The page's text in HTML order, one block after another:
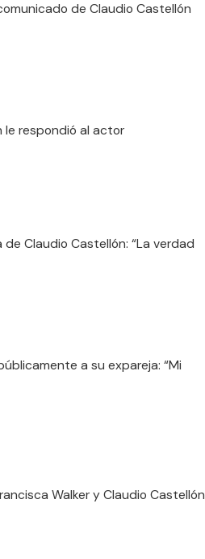
de Claudio Castellón
le respondió al actor
Claudio Castellón: “La verdad
a su expareja: “Mi
Walker y Claudio Castellón